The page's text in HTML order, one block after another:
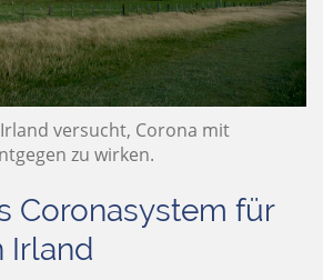
versucht, Corona mit
zu wirken.
Coronasystem für
Irland